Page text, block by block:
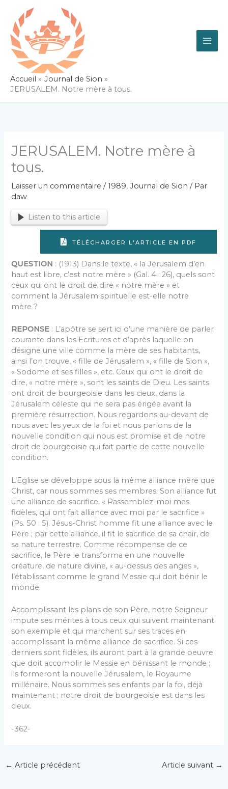
contenu
Accueil
Journal de Sion
JERUSALEM. Notre mère à tous.
JERUSALEM. Notre mère à
tous.
Laisser un commentaire /1989,Journal de Sion / Par
daw
Listen to this article
TÉLÉCHARGER L'ARTICLE EN PDF
QUESTION : (1913) Dans le texte, « la Jérusalem d’en
haut est libre, c’est notre mère » (Gal. 4 : 26), quels sont
ceux qui ont le droit de dire « notre mère » et
comment la Jérusalem spirituelle est-elle notre
mère ?
REPONSE : L’apôtre se sert ici d’une manière de parler
courante dans les Ecritures et d’après laquelle on
désigne une ville comme la mère de ses habitants,
ainsi l’on trouve, « fille de Jérusalem », « fille de Sion »,
« Sodome et ses filles », etc. Ceux qui ont le droit de
dire, « notre mère », sont les saints de Dieu. Les saints
ont droit de bourgeoisie dans les cieux, dans la
Jérusalem céleste qui ne sera pas érigée avant la
première résurrection. Nous regardons au-devant de
nous avec les yeux de la foi et nous parlons de la
nouvelle condition qui nous est promise et de notre
droit de bourgeoisie qui fait partie de cette nouvelle
condition.
L’Eglise se développe sous la même alliance mère que
Christ, car nous sommes ses membres. Son alliance fut
une alliance de sacrifice. « Rassemblez-moi mes
fidèles, qui ont fait alliance avec moi par le sacrifice »
(Ps. 50 : 5). Jésus-Christ homme fit une alliance avec le
Père ; par cette alliance, il fit le sacrifice de sa chair, de
sa nature terrestre. Comme récompense de ce
sacrifice, le Père le transforma en une nouvelle
créature, de nature divine, « au-dessus des anges »,
l’établissant comme le grand Messie qui doit bénir le
monde.
Accomplissant les plans de son Père, notre Seigneur
impute ses mérites à tous ceux qui suivent maintenant
son exemple et qui marchent sur ses traces en
accomplissant la même alliance de sacrifice. Si ces
derniers sont fidèles, ils auront part à la grande oeuvre
que doit accomplir le Messie en bénissant le monde ;
ils formeront la nouvelle Jérusalem, le Royaume
millénaire. Nous sommes ses enfants par la foi, déjà
maintenant ; notre droit de bourgeoisie est dans les
cieux.
-362-
← Article précédent Article suivant →